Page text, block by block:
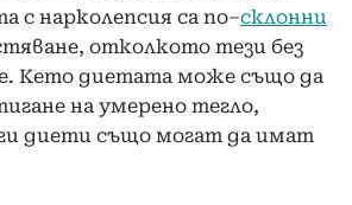
с нарколепсия са по–склонни
отколкото тези без
Кето диетата може също да
на умерено тегло,
диети също могат да имат